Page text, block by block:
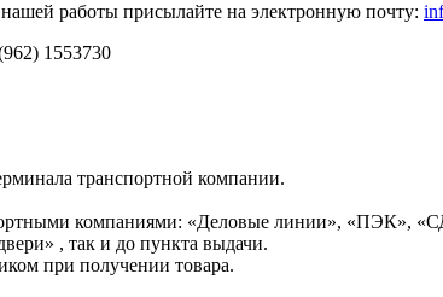
работы присылайте на электронную почту:
1553730
транспортной компании.
компаниями: «Деловые линии», «ПЭК»,
, так и до пункта выдачи.
при получении товара.